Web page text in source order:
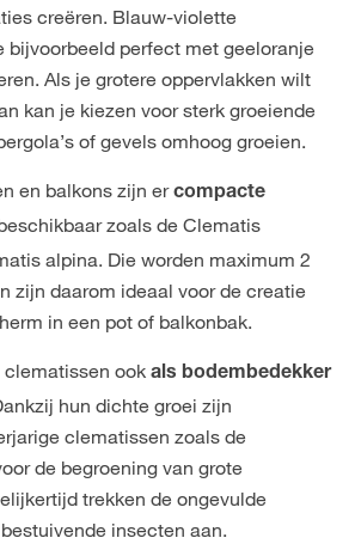
creëren. Blauw-violette
bijvoorbeeld perfect met geeloranje
Als je grotere oppervlakken wilt
kan je kiezen voor sterk groeiende
of gevels omhoog groeien.
en balkons zijn ercompacte
zoals de Clematis
alpina. Die worden maximum 2
zijn daarom ideaal voor de creatie
in een pot of balkonbak.
clematissen ook als bodembedekker
hun dichte groei zijn
clematissen zoals de
de begroening van grote
trekken de ongevulde
insecten aan.